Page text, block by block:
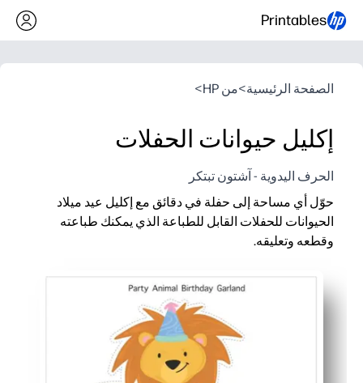
Printables
الصفحة الرئيسية>من HP >
إكليل حيوانات الحفلات
الحرف اليدوية - آشتون تبتكر
حوّل أي مساحة إلى حفلة في دقائق مع إكليل عيد ميلاد
الحيوانات للحفلات القابل للطباعة الذي يمكنك طباعته
وقطعه وتعليقه.
اطبع اليوم - لا توجد رحلات إلى المتجر - قم بتقطيعها وتعليقها في أقل من
مقاس مرن - قم بترتيب اللافتات لتناسب الرفوف ولوحات
حيوانات الحفلات التي ترضي الأطفال والألوان الزاهية تعزز
ملف قابل لإعادة الاستخدام - إعادة طباعة الإضافات أو استبدال